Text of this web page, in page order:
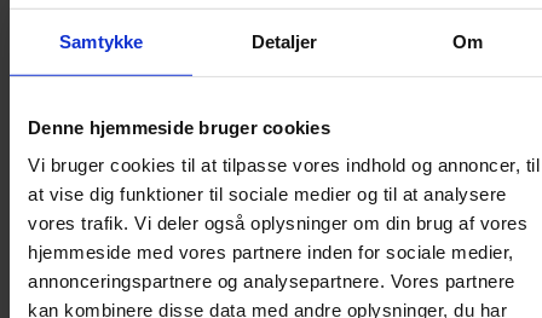
Samtykke Detaljer Om
Denne hjemmeside bruger cookies
Vi bruger cookies til at tilpasse vores indhold og annoncer, til
at vise dig funktioner til sociale medier og til at analysere
vores trafik. Vi deler også oplysninger om din brug af vores
hjemmeside med vores partnere inden for sociale medier,
annonceringspartnere og analysepartnere. Vores partnere
kan kombinere disse data med andre oplysninger, du har